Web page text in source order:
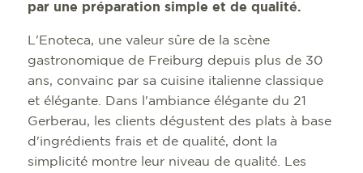
par une préparation simple et de qualité.
L'Enoteca, une valeur sûre de la scène
gastronomique de Freiburg depuis plus de 30
ans, convainc par sa cuisine italienne classique
et élégante. Dans l'ambiance élégante du 21
Gerberau, les clients dégustent des plats à base
d'ingrédients frais et de qualité, dont la
simplicité montre leur niveau de qualité. Les